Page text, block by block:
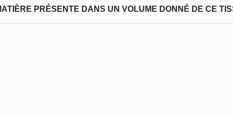
PRÉSENTE DANS UN VOLUME DONNÉ DE CE